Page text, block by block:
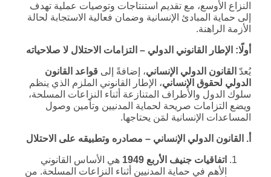
النزاع الأوسع، مع تقديم استنتاجات وتوصيات عملية تهدف
إلى حماية المبادئ الإنسانية وضمان فعالية الاستجابة لحالة
الأزمة الراهنة.
أولًا: الإطار القانوني الدولي – التزامات الاحتلال لا صلاحياته
يُعدّ القانون الدولي الإنساني، إضافةً إلى قواعد القانون
الدولي لحقوق الإنساني، الإطار القانوني الملزم الذي ينظم
سلوك الدول والأطراف المتنازعة أثناء النزاعات المسلحة،
ويضع التزامات صريحة لحماية المدنيين وتأمين وصول
المساعدات الإنسانية لمَن يحتاجها.
أ. القانون الدولي الإنساني – مصادره وتطبيقه على الاحتلال
اتفاقيات جنيف الأربع 1949
هي الأساس القانوني
الأهم في حماية المدنيين أثناء النزاعات المسلحة. من